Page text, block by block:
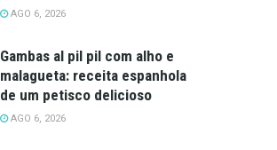
AGO 6, 2026
Gambas al pil pil com alho e
malagueta: receita espanhola
de um petisco delicioso
AGO 6, 2026